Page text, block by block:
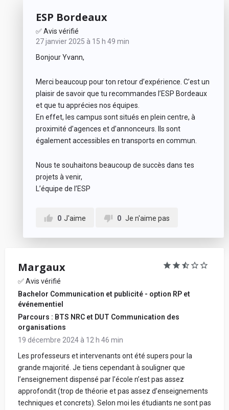
ESP Bordeaux
✅ Avis vérifié
27 janvier 2025 à 15 h 49 min
Bonjour Yvann,
Merci beaucoup pour ton retour d’expérience. C’est un
plaisir de savoir que tu recommandes l’ESP Bordeaux
et que tu apprécies nos équipes.
En effet, les campus sont situés en plein centre, à
proximité d’agences et d’annonceurs. Ils sont
également accessibles en transports en commun.
Nous te souhaitons beaucoup de succès dans tes
projets à venir,
L’équipe de l’ESP
0 J'aime 0 Je n'aime pas
Margaux
✅ Avis vérifié
Bachelor Communication et publicité - option RP et
événementiel
Parcours : BTS NRC et DUT Communication des
organisations
19 décembre 2024 à 12 h 46 min
Les professeurs et intervenants ont été supers pour la
grande majorité. Je tiens cependant à souligner que
l’enseignement dispensé par l’école n’est pas assez
approfondit (trop de théorie et pas assez d’enseignements
techniques et concrets). Selon moi les étudiants ne sont pas